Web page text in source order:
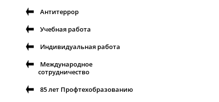
Антитеррор
Учебная работа
Индивидуальная работа
Международное
сотрудничество
85 лет Профтехобразованию